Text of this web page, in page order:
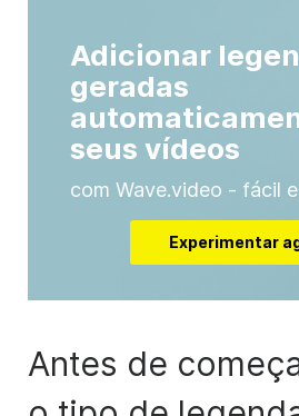
Adicionar
geradas
seus vídeos
com Wave.video - fácil
Experimentar
Antes de